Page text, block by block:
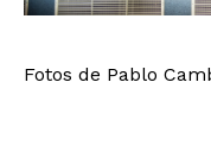
Fotos de Pablo